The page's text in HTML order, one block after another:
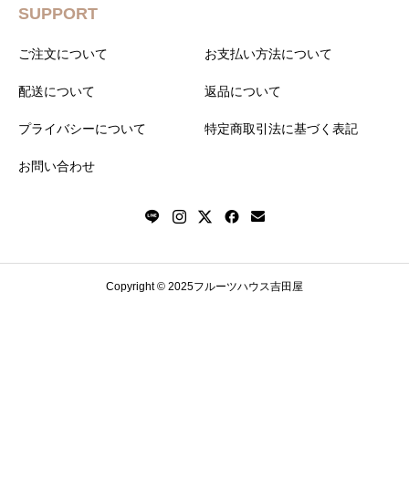
SUPPORT
ご注文について お支払い方法について
配送について 返品について
プライバシーについて 特定商取引法に基づく表記
お問い合わせ
Copyright © 2025フルーツハウス吉田屋